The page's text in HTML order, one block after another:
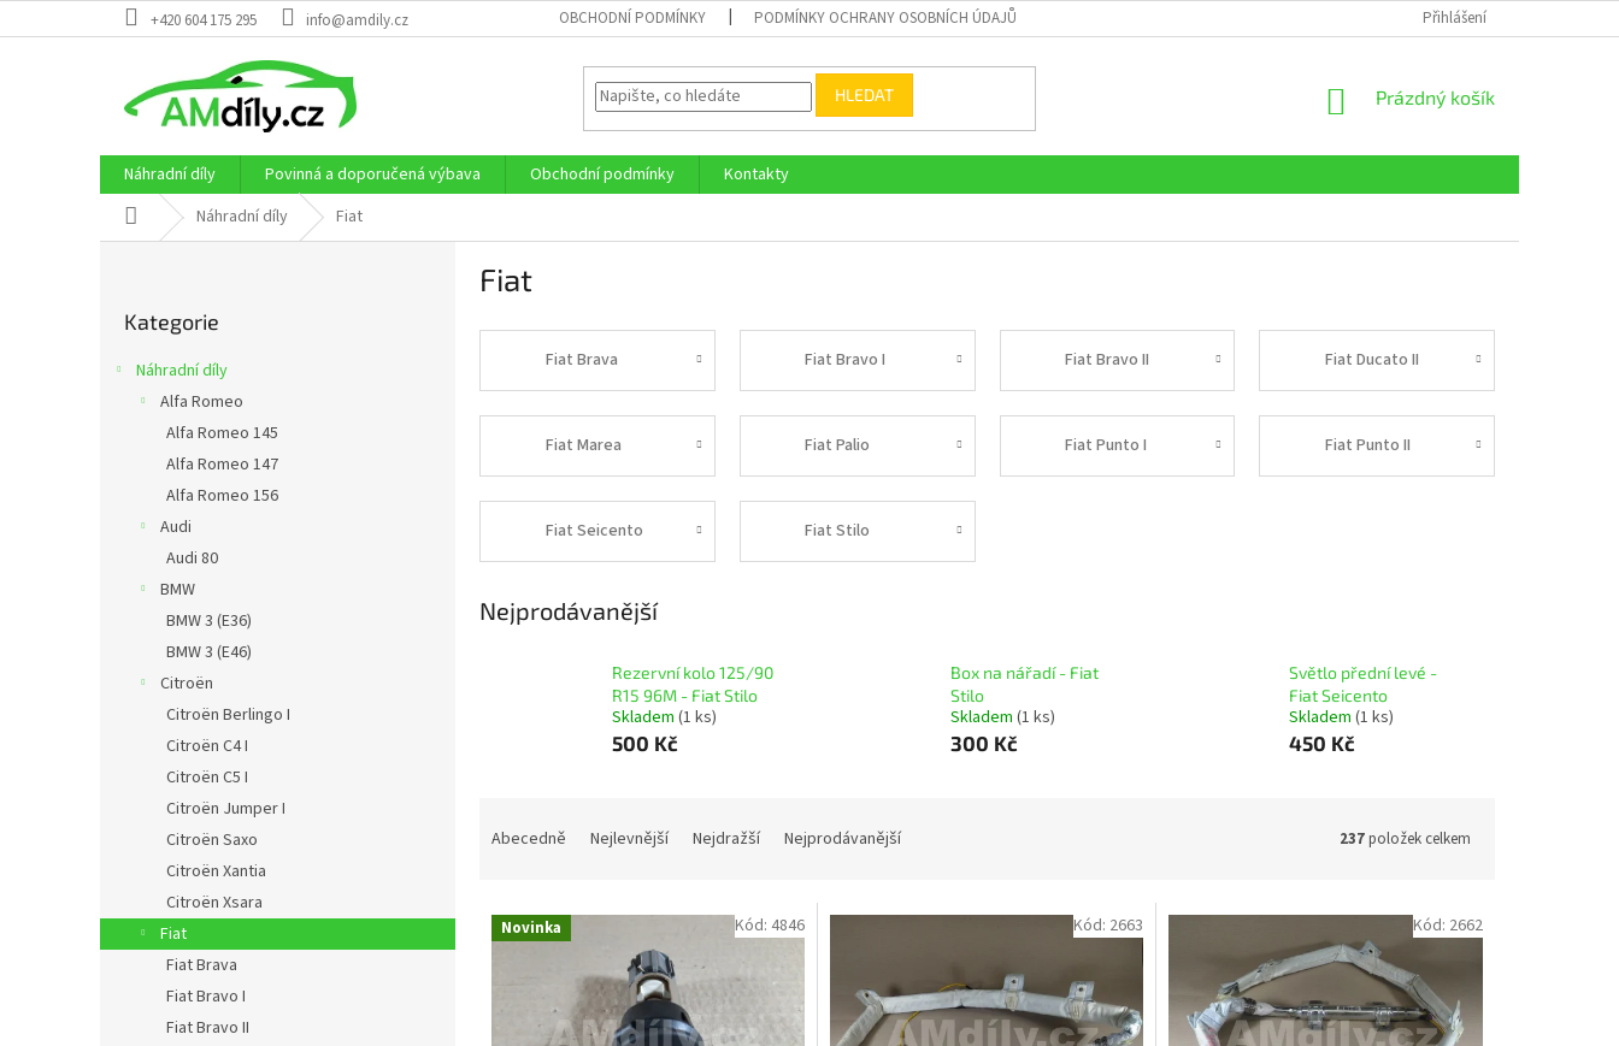
na
+420 604 175 295 info@amdily.cz OBCHODNÍ PODMÍNKY PODMÍNKY OCHRANY OSOBNÍCH ÚDAJŮ Přihlášení
HLEDAT
NÁKUPNÍ
Prázdný košík
Náhradní díly Povinná a doporučená výbava Obchodní podmínky
Kontakty
Domů Náhradní díly Fiat
kategorie
Kategorie
Náhradní díly
Alfa Romeo
Alfa Romeo 145
Alfa Romeo 147
Alfa Romeo 156
Audi
Audi 80
BMW
BMW 3 (E36)
BMW 3 (E46)
Citroën
Citroën Berlingo I
Citroën C4 I
Citroën C5 I
Citroën Jumper I
Citroën Saxo
Citroën Xantia
Citroën Xsara
Fiat
Fiat Brava
Fiat Bravo I
Fiat Bravo II
Fiat
Fiat Brava Fiat Bravo I Fiat Bravo II Fiat Ducato II
Fiat Marea Fiat Palio Fiat Punto I Fiat Punto II
Fiat Seicento Fiat Stilo
Nejprodávanější
Rezervní kolo 125/90
R15 96M - Fiat Stilo
Skladem (1 ks)
500 Kč
Box na nářadí - Fiat
Stilo
Skladem (1 ks)
300 Kč
Světlo přední levé -
Fiat Seicento
Skladem (1 ks)
450 Kč
n
Abecedně Nejlevnější Nejdražší Nejprodávanější 237položek celkem
V Novinka Kód: 4846 Kód: 2663 Kód: 2662